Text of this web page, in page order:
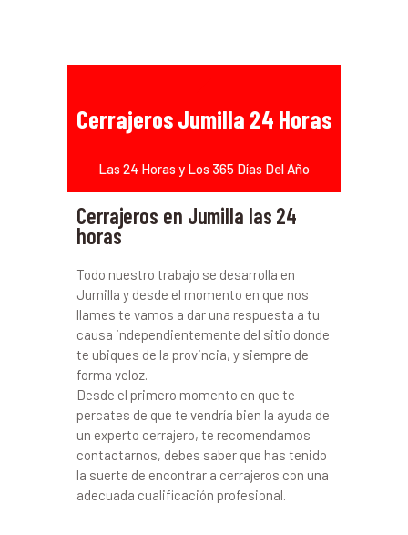
Cerrajeros Jumilla 24 Horas
Las 24 Horas y Los 365 Días Del Año
Cerrajeros en Jumilla las 24
horas
Todo nuestro trabajo se desarrolla en
Jumilla y desde el momento en que nos
llames te vamos a dar una respuesta a tu
causa independientemente del sitio donde
te ubiques de la provincia, y siempre de
forma veloz.
Desde el primero momento en que te
percates de que te vendría bien la ayuda de
un experto cerrajero, te recomendamos
contactarnos, debes saber que has tenido
la suerte de encontrar a cerrajeros con una
adecuada cualificación profesional.